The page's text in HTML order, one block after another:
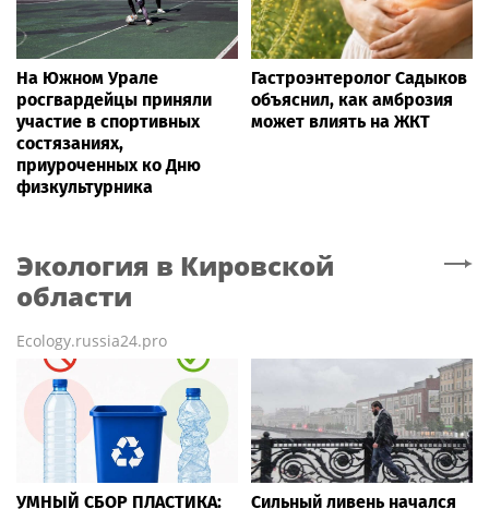
На Южном Урале
росгвардейцы приняли
участие в спортивных
состязаниях,
приуроченных ко Дню
физкультурника
Гастроэнтеролог Садыков
объяснил, как амброзия
может влиять на ЖКТ
Экология в Кировской
области
Ecology.russia24.pro
УМНЫЙ СБОР ПЛАСТИКА:
Сильный ливень начался